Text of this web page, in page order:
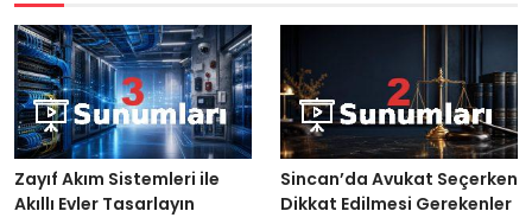
Zayıf Akım Sistemleri ile
Akıllı Evler Tasarlayın
Sincan’da Avukat Seçerken
Dikkat Edilmesi Gerekenler